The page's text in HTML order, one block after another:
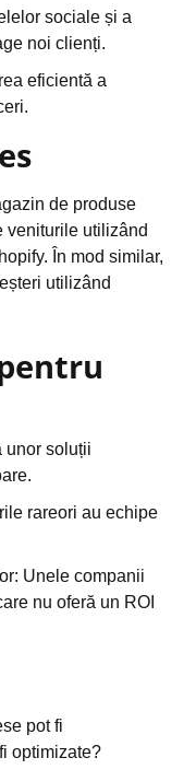
sociale și a
noi clienți.
eficientă a
de produse
veniturile utilizând
În mod similar,
utilizând
unor soluții
rareori au echipe
Unele companii
nu oferă un ROI
pot fi
optimizate?